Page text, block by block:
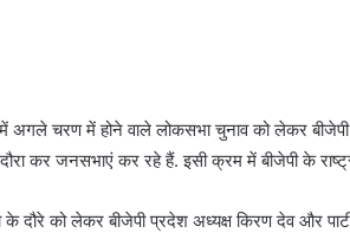
अगले चरण में होने वाले लोकसभा चुनाव को लेकर
कर जनसभाएं कर रहे हैं. इसी क्रम में बीजेपी के
दौरे को लेकर बीजेपी प्रदेश अध्यक्ष किरण देव और